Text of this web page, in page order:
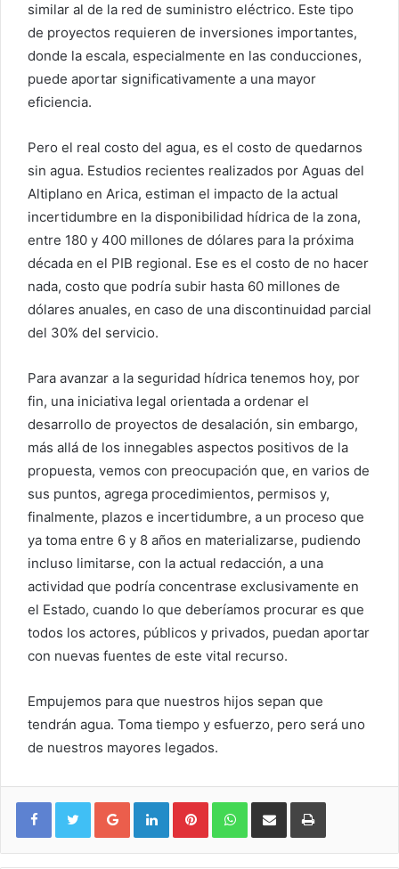
similar al de la red de suministro eléctrico. Este tipo
de proyectos requieren de inversiones importantes,
donde la escala, especialmente en las conducciones,
puede aportar significativamente a una mayor
eficiencia.
Pero el real costo del agua, es el costo de quedarnos
sin agua. Estudios recientes realizados por Aguas del
Altiplano en Arica, estiman el impacto de la actual
incertidumbre en la disponibilidad hídrica de la zona,
entre 180 y 400 millones de dólares para la próxima
década en el PIB regional. Ese es el costo de no hacer
nada, costo que podría subir hasta 60 millones de
dólares anuales, en caso de una discontinuidad parcial
del 30% del servicio.
Para avanzar a la seguridad hídrica tenemos hoy, por
fin, una iniciativa legal orientada a ordenar el
desarrollo de proyectos de desalación, sin embargo,
más allá de los innegables aspectos positivos de la
propuesta, vemos con preocupación que, en varios de
sus puntos, agrega procedimientos, permisos y,
finalmente, plazos e incertidumbre, a un proceso que
ya toma entre 6 y 8 años en materializarse, pudiendo
incluso limitarse, con la actual redacción, a una
actividad que podría concentrase exclusivamente en
el Estado, cuando lo que deberíamos procurar es que
todos los actores, públicos y privados, puedan aportar
con nuevas fuentes de este vital recurso.
Empujemos para que nuestros hijos sepan que
tendrán agua. Toma tiempo y esfuerzo, pero será uno
de nuestros mayores legados.
Google+ LinkedIn Pinterest WhatsApp